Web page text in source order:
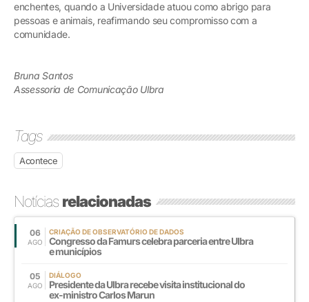
enchentes, quando a Universidade atuou como abrigo para
pessoas e animais, reafirmando seu compromisso com a
comunidade.
Bruna Santos
Assessoria de Comunicação Ulbra
Tags
Acontece
Notíciasrelacionadas
06
AGO
CRIAÇÃO DE OBSERVATÓRIO DE DADOS
Congresso da Famurs celebra parceria entre Ulbra
e municípios
05
AGO
DIÁLOGO
Presidente da Ulbra recebe visita institucional do
ex-ministro Carlos Marun